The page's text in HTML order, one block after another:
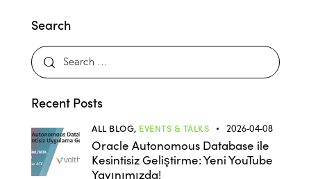
Search
Recent Posts
ALL BLOG, EVENTS & TALKS 2026-04-08
Oracle Autonomous Database ile
Kesintisiz Geliştirme: Yeni YouTube
Yayınımızda!